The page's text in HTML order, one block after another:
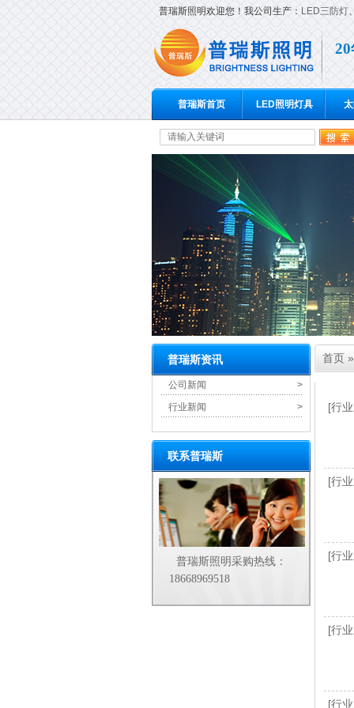
普瑞斯照明欢迎您！我公司生产： LED三防灯、
普瑞斯首页 LED照明灯具
普瑞斯资讯
>
公司新闻
>
行业新闻
联系普瑞斯
普瑞斯照明采购热线：
18668969518
首页 »
[行
[行
[行
[行
[行